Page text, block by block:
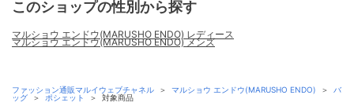
このショップの性別から探す
マルショウ エンドウ(MARUSHO ENDO) レディース
マルショウ エンドウ(MARUSHO ENDO) メンズ
ファッション通販マルイウェブチャネル ＞ マルショウ エンドウ(MARUSHO ENDO) ＞
バ
ッグ
＞ ポシェット ＞ 対象商品